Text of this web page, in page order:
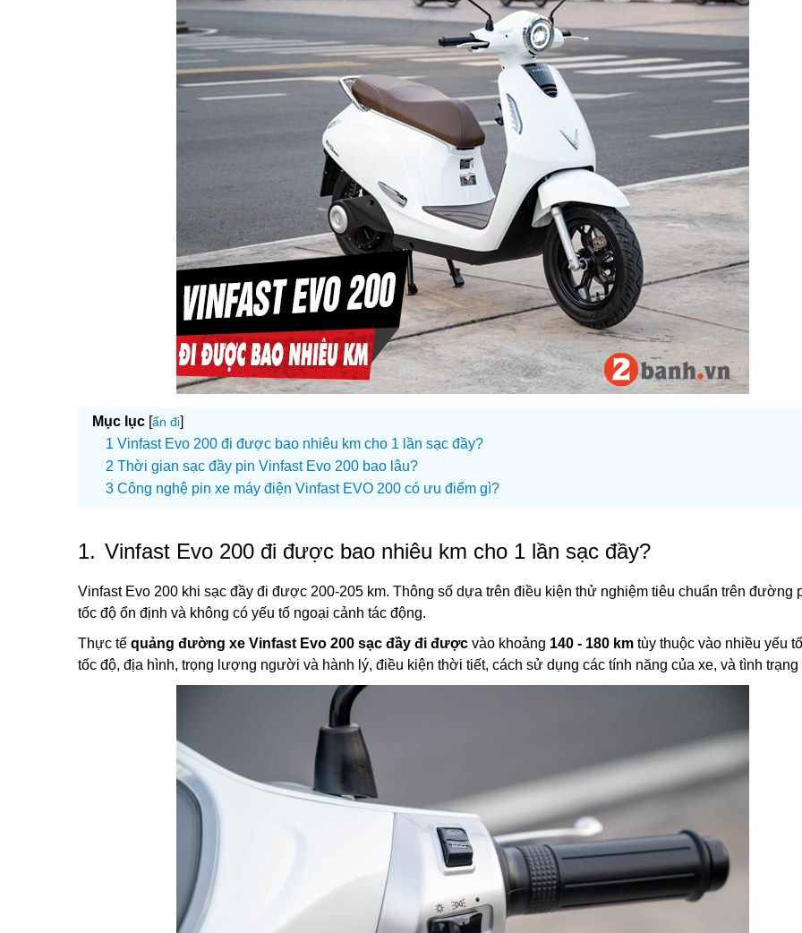
Mục lục [ẩn đi]
Vinfast Evo 200 đi được bao nhiêu km cho 1 lần sạc đầy?
Thời gian sạc đầy pin Vinfast Evo 200 bao lâu?
Công nghệ pin xe máy điện Vinfast EVO 200 có ưu điểm gì?
1. Vinfast Evo 200 đi được bao nhiêu km cho 1 lần sạc đầy?
Vinfast Evo 200 khi sạc đầy đi được 200-205 km. Thông số dựa trên điều kiện thử nghiệm tiêu chuẩn trên đường
tốc độ ổn định và không có yếu tố ngoại cảnh tác động.
Thực tế quảng đường xe Vinfast Evo 200 sạc đầy đi được vào khoảng 140 - 180 km tùy thuộc vào nhiều yếu
tốc độ, địa hình, trọng lượng người và hành lý, điều kiện thời tiết, cách sử dụng các tính năng của xe, và tình trạng